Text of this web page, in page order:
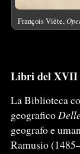
François Viète,
Libri del XVII
La Biblioteca
geografico
geografo e
Ramusio